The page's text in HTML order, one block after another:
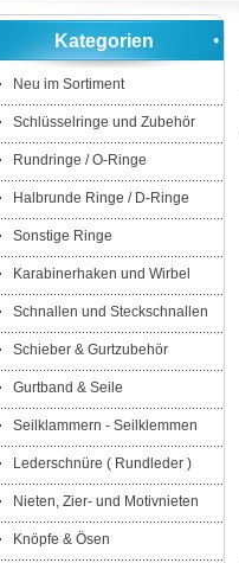
Kategorien
Neu im Sortiment
Schlüsselringe und Zubehör
Rundringe / O-Ringe
Halbrunde Ringe / D-Ringe
Sonstige Ringe
Karabinerhaken und Wirbel
Schnallen und Steckschnallen
Schieber & Gurtzubehör
Gurtband & Seile
Seilklammern - Seilklemmen
Lederschnüre ( Rundleder )
Nieten, Zier- und Motivnieten
Knöpfe & Ösen